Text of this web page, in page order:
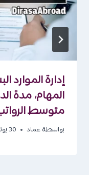
إدارة
المهام، مدة
متوسط
بواسطة عماد 30 يونيو، 2022